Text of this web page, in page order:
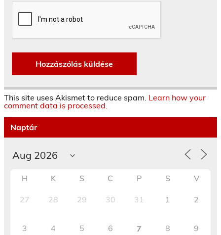
This site uses Akismet to reduce spam. Learn how your
comment data is processed.
Naptár
H K S C P S V
27 28 29 30 31 1 2
3 4 5 6 7 8 9